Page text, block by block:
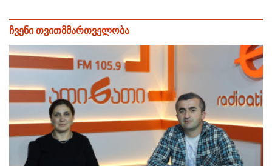
ჩვენი თვითმმართველობა